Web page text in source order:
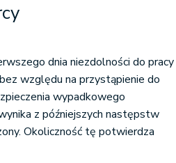
dnia niezdolności do pracy
względu na przystąpienie do
wypadkowego
z późniejszych następstw
Okoliczność tę potwierdza